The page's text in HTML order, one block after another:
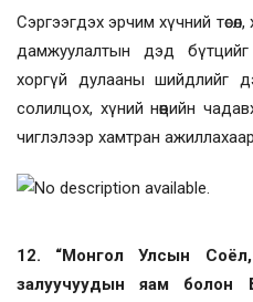
Сэргээгдэх эрчим хүчний төсөл,
дамжуулалтын дэд бүтцийг
хоргүй дулааны шийдлийг
солилцох, хүний нөөцийн
чиглэлээр хамтран
12. “Монгол Улсын
залуучуудын яам болон